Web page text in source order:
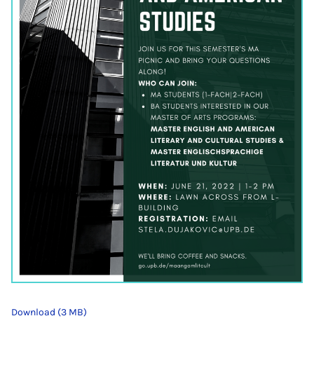
Download (3 MB)